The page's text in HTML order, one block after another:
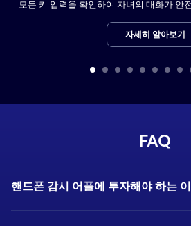
모든 키 입력을 확인하여 자녀의 대화가 안
자세히 알아보기
FAQ
핸드폰 감시 어플에 투자해야 하는